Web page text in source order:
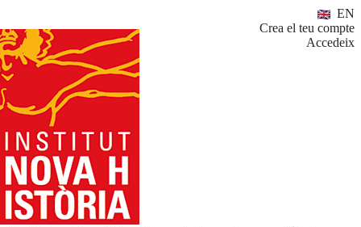
EN
Crea el teu compte
Accedeix